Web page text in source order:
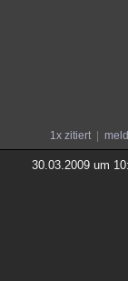
1x zitiert
30.03.2009 um